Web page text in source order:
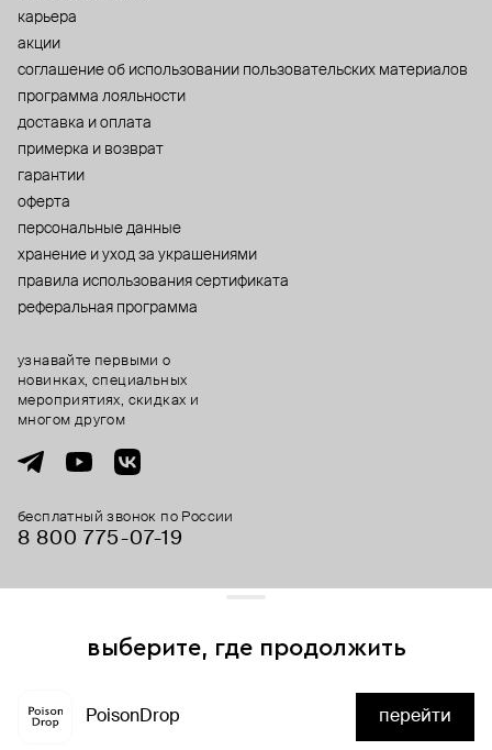
карьера
акции
cоглашение об использовании пользовательских материалов
программа лояльности
доставка и оплата
примерка и возврат
гарантии
оферта
персональные данные
хранение и уход за украшениями
правила использования сертификата
реферальная программа
бесплатный звонок по России
8 800 775⁠-07⁠-19
узнавайте первыми о
новинках, специальных
мероприятиях, скидках и
многом другом
выберите, где продолжить
PoisonDrop перейти
и сервисы аналитики. Продолжая его использование,
вы соглашаетесь с нашим